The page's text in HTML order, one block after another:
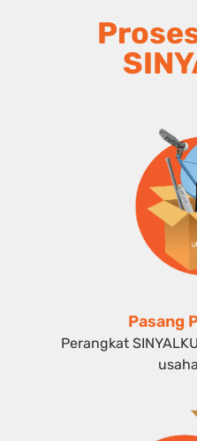
Pasang
Perangkat